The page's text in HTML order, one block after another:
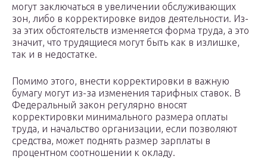
могут заключаться в увеличении обслуживающих
зон, либо в корректировке видов деятельности. Из-
за этих обстоятельств изменяется форма труда, а это
значит, что трудящиеся могут быть как в излишке,
так и в недостатке.
Помимо этого, внести корректировки в важную
бумагу могут из-за изменения тарифных ставок. В
Федеральный закон регулярно вносят
корректировки минимального размера оплаты
труда, и начальство организации, если позволяют
средства, может поднять размер зарплаты в
процентном соотношении к окладу.